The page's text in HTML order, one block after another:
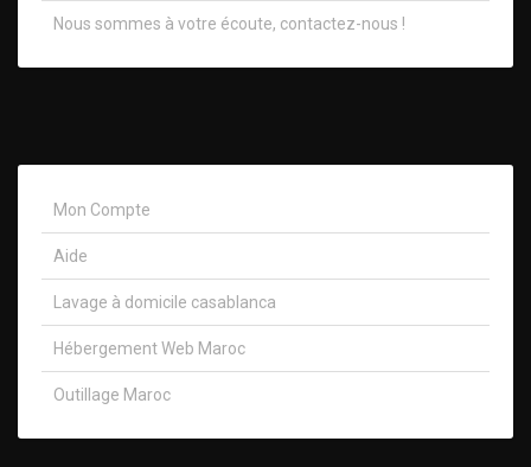
Nous sommes à votre écoute, contactez-nous !​
Mon Compte
Aide
Lavage à domicile casablanca
Hébergement Web Maroc
Outillage Maroc